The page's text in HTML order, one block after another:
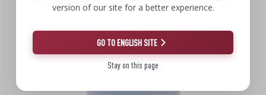
Nowa cena(-15%)
version of our site for a better experience.
GO TO ENGLISH SITE
Stay on this page